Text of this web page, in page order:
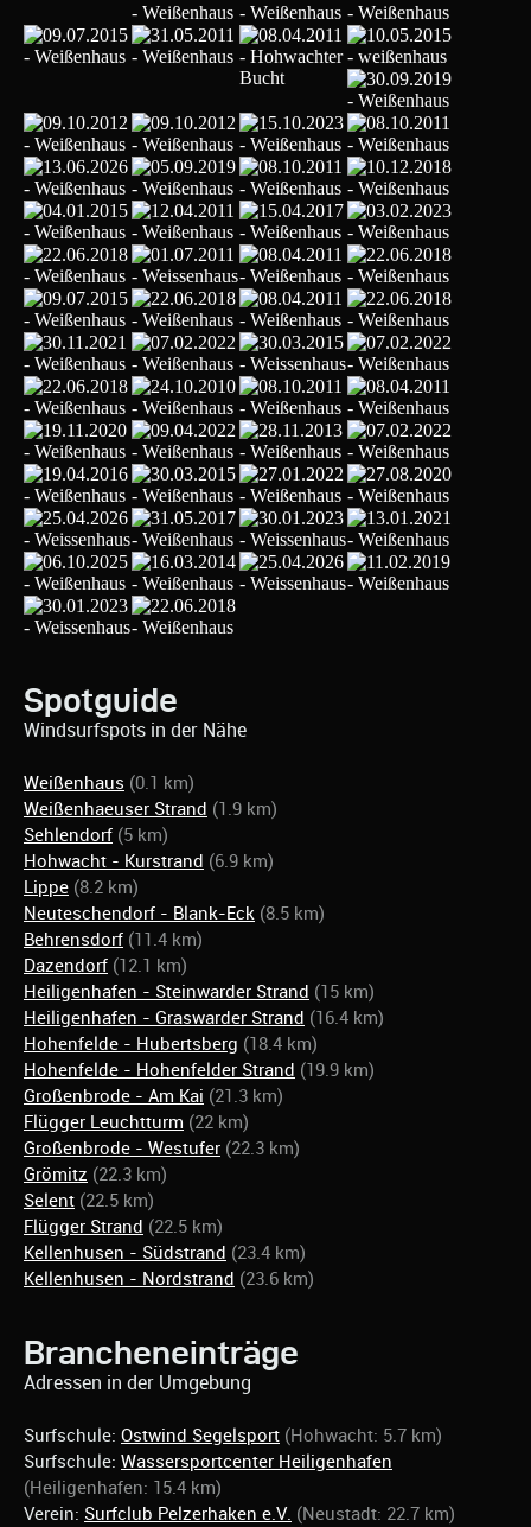
Spotguide
Windsurfspots in der Nähe
Weißenhaus (0.1 km)
Weißenhaeuser Strand (1.9 km)
Sehlendorf (5 km)
Hohwacht - Kurstrand (6.9 km)
Lippe (8.2 km)
Neuteschendorf - Blank-Eck (8.5 km)
Behrensdorf (11.4 km)
Dazendorf (12.1 km)
Heiligenhafen - Steinwarder Strand (15 km)
Heiligenhafen - Graswarder Strand (16.4 km)
Hohenfelde - Hubertsberg (18.4 km)
Hohenfelde - Hohenfelder Strand (19.9 km)
Großenbrode - Am Kai (21.3 km)
Flügger Leuchtturm (22 km)
Großenbrode - Westufer (22.3 km)
Grömitz (22.3 km)
Selent (22.5 km)
Flügger Strand (22.5 km)
Kellenhusen - Südstrand (23.4 km)
Kellenhusen - Nordstrand (23.6 km)
Brancheneinträge
Adressen in der Umgebung
Surfschule: Ostwind Segelsport (Hohwacht: 5.7 km)
Surfschule: Wassersportcenter Heiligenhafen
(Heiligenhafen: 15.4 km)
Verein: Surfclub Pelzerhaken e.V. (Neustadt: 22.7 km)